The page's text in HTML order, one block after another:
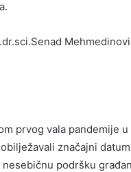
prvog vala pandemije
značajni
podršku